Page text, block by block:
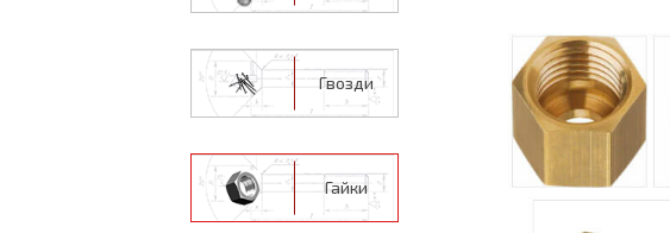
Гвозди
Гайки